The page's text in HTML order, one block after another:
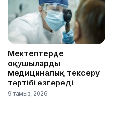
Мектептерде
оқушыларды
медициналық тексеру
тәртібі өзгереді
9 тамыз, 2026